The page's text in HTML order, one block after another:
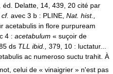
éd. Delatte, 14, 439, 20 cité par
avec 3 b : PLINE, Nat. hist.,
acetabulis in flore purpuream
4 : acetabulum « suçoir de
ds TLL ibid., 379, 10 : luctatur...
ac numeroso suctu trahit. À
celui de « vinaigrier » n'est pas